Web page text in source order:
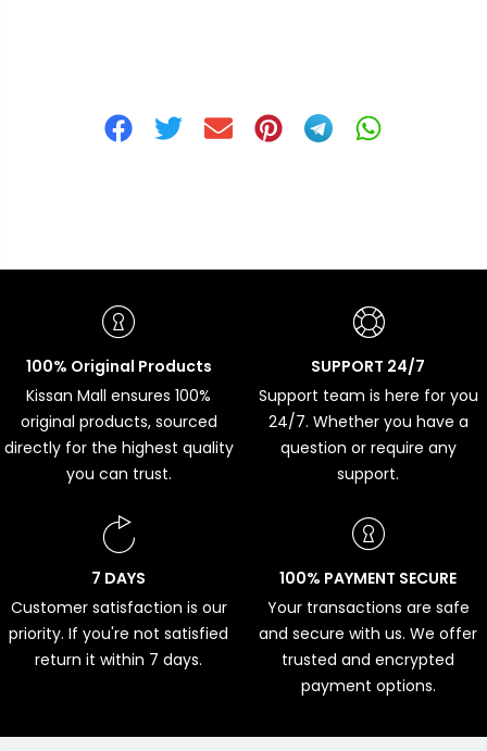
100% Original Products
Kissan Mall ensures 100%
original products, sourced
directly for the highest quality
you can trust.
SUPPORT 24/7
Support team is here for you
24/7. Whether you have a
question or require any
support.
7 DAYS
Customer satisfaction is our
priority. If you're not satisfied
return it within 7 days.
100% PAYMENT SECURE
Your transactions are safe
and secure with us. We offer
trusted and encrypted
payment options.